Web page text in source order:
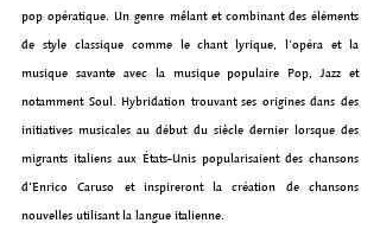
pop opératique. Un genre mêlant et combinant des éléments
de style classique comme le chant lyrique, l'opéra et la
musique savante avec la musique populaire Pop, Jazz et
notamment Soul. Hybridation trouvant ses origines dans des
initiatives musicales au début du siècle dernier lorsque des
migrants italiens aux États-Unis popularisaient des chansons
d’Enrico Caruso et inspireront la création de chansons
nouvelles utilisant la langue italienne.